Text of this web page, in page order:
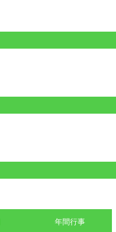
年間行事